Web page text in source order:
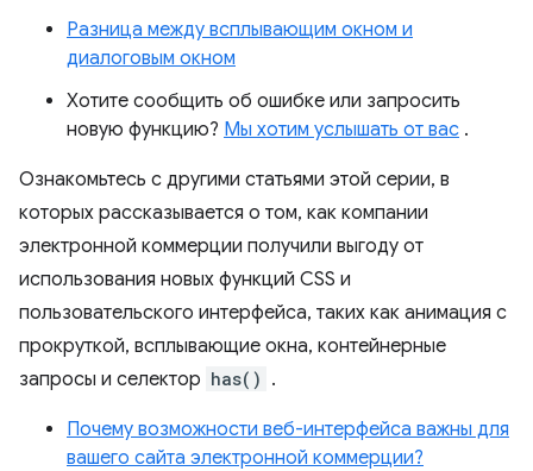
Разница между всплывающим окном и
диалоговым окном
Хотите сообщить об ошибке или запросить
новую функцию? Мы хотим услышать от вас .
Ознакомьтесь с другими статьями этой серии, в
которых рассказывается о том, как компании
электронной коммерции получили выгоду от
использования новых функций CSS и
пользовательского интерфейса, таких как анимация с
прокруткой, всплывающие окна, контейнерные
запросы и селектор has() .
Почему возможности веб-интерфейса важны для
вашего сайта электронной коммерции?